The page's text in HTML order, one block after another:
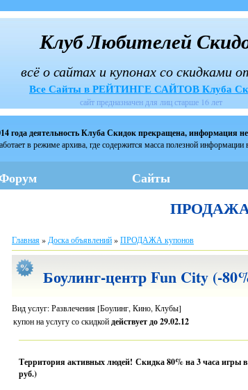
Клуб Любителей
всё о сайтах и купонах со скидками
Все Сайты в РЕЙТИНГЕ САЙТОВ Клуба
сайт предназначен для лиц старше 16 лет
года деятельность Клуба Скидок прекращена, информация
в режиме архива, где содержится масса полезной информации
Сайты
ПРОДАЖА
Главная» Доска объявлений»ПРОДАЖА купонов
Боулинг-центр Fun City (-
Вид услуг: Развлечения [Боулинг, Кино, Клубы]
купон на услугу со скидкойдействует до 29.02.12
Территория активных людей! Скидка 80% на 3 часа игры
руб.)